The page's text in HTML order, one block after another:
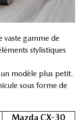
vaste gamme de
stylistiques
modèle plus petit.
sous forme de
Mazda CX-30